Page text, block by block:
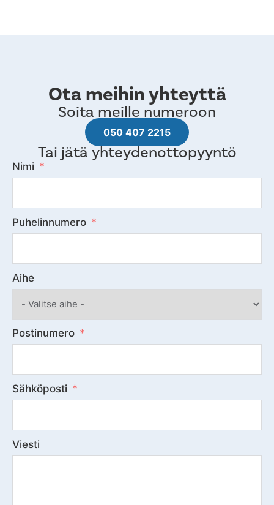
Ota meihin yhteyttä
Soita meille numeroon
050 407 2215
Tai jätä yhteydenottopyyntö
Nimi
Puhelinnumero
Aihe
Postinumero
Sähköposti
Viesti